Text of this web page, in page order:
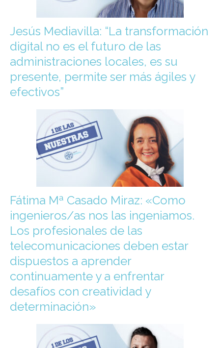
Jesús Mediavilla: “La transformación
digital no es el futuro de las
administraciones locales, es su
presente, permite ser más ágiles y
efectivos”
Fátima Mª Casado Miraz: «Como
ingenieros/as nos las ingeniamos.
Los profesionales de las
telecomunicaciones deben estar
dispuestos a aprender
continuamente y a enfrentar
desafíos con creatividad y
determinación»